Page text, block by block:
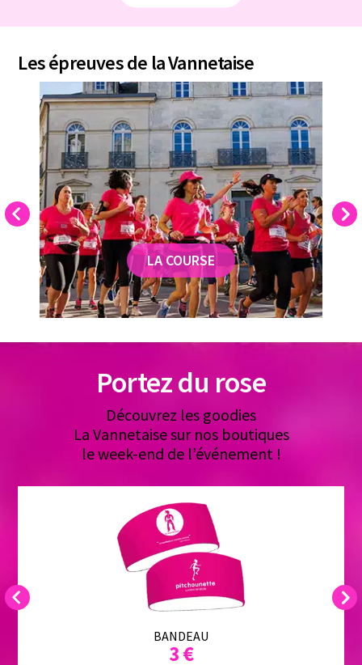
Les épreuves de la Vannetaise
Previous
LA COURSE
Next
Portez du rose
Découvrez les goodies
La Vannetaise sur nos boutiques
le week-end de l’événement !
Previous
BANDEAU
3 €
Next